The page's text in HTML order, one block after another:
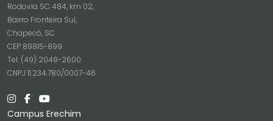
Rodovia SC 484, km 02,
Bairro Fronteira Sul,
Chapecó, SC
CEP 89815-899
Tel. (49) 2049-2600
CNPJ 11.234.780/0007-46
Campus Erechim